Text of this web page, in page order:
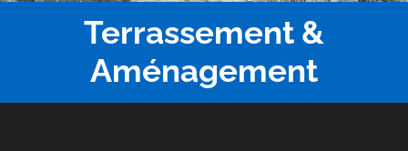
Terrassement &
Aménagement